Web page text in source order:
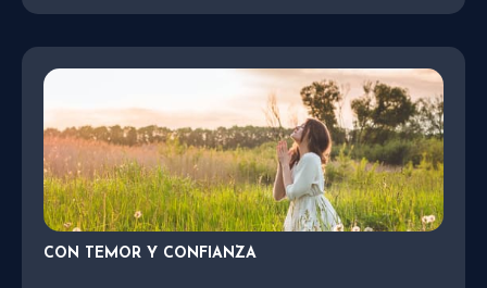
CON TEMOR Y CONFIANZA